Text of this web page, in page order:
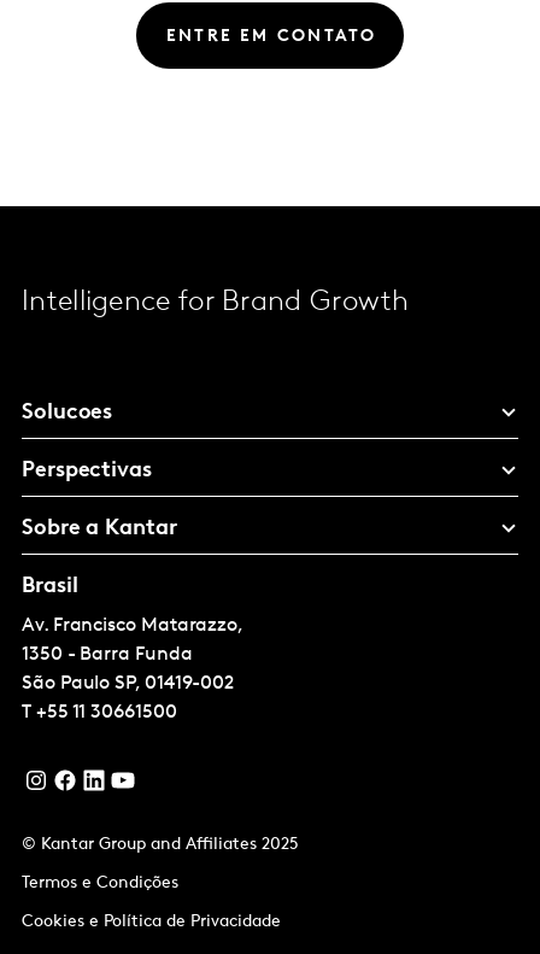
ENTRE EM CONTATO
Intelligence for Brand Growth
Solucoes
Perspectivas
Sobre a Kantar
Brasil
Av. Francisco Matarazzo,
1350 - Barra Funda
São Paulo SP, 01419-002
T +55 11 30661500
© Kantar Group and Affiliates 2025
Termos e Condições
Cookies e Política de Privacidade